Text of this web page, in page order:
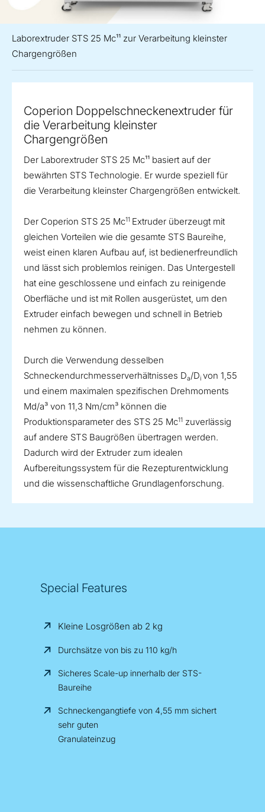
Laborextruder STS 25 Mc¹¹ zur Verarbeitung kleinster
Chargengrößen
Coperion Doppelschneckenextruder für
die Verarbeitung kleinster
Chargengrößen
Der Laborextruder STS 25 Mc¹¹ basiert auf der
bewährten STS Technologie. Er wurde speziell für
die Verarbeitung kleinster Chargengrößen entwickelt.
Der Coperion STS 25 Mc11 Extruder überzeugt mit
gleichen Vorteilen wie die gesamte STS Baureihe,
weist einen klaren Aufbau auf, ist bedienerfreundlich
und lässt sich problemlos reinigen. Das Untergestell
hat eine geschlossene und einfach zu reinigende
Oberfläche und ist mit Rollen ausgerüstet, um den
Extruder einfach bewegen und schnell in Betrieb
nehmen zu können.
Durch die Verwendung desselben
Schneckendurchmesserverhältnisses Da/Di von 1,55
und einem maximalen spezifischen Drehmoments
Md/a³ von 11,3 Nm/cm³ können die
Produktionsparameter des STS 25 Mc11 zuverlässig
auf andere STS Baugrößen übertragen werden.
Dadurch wird der Extruder zum idealen
Aufbereitungssystem für die Rezepturentwicklung
und die wissenschaftliche Grundlagenforschung.
Special Features
Kleine Losgrößen ab 2 kg
Durchsätze von bis zu 110 kg/h
Sicheres Scale-up innerhalb der STS-
Baureihe
Schneckengangtiefe von 4,55 mm sichert
sehr guten
Granulateinzug